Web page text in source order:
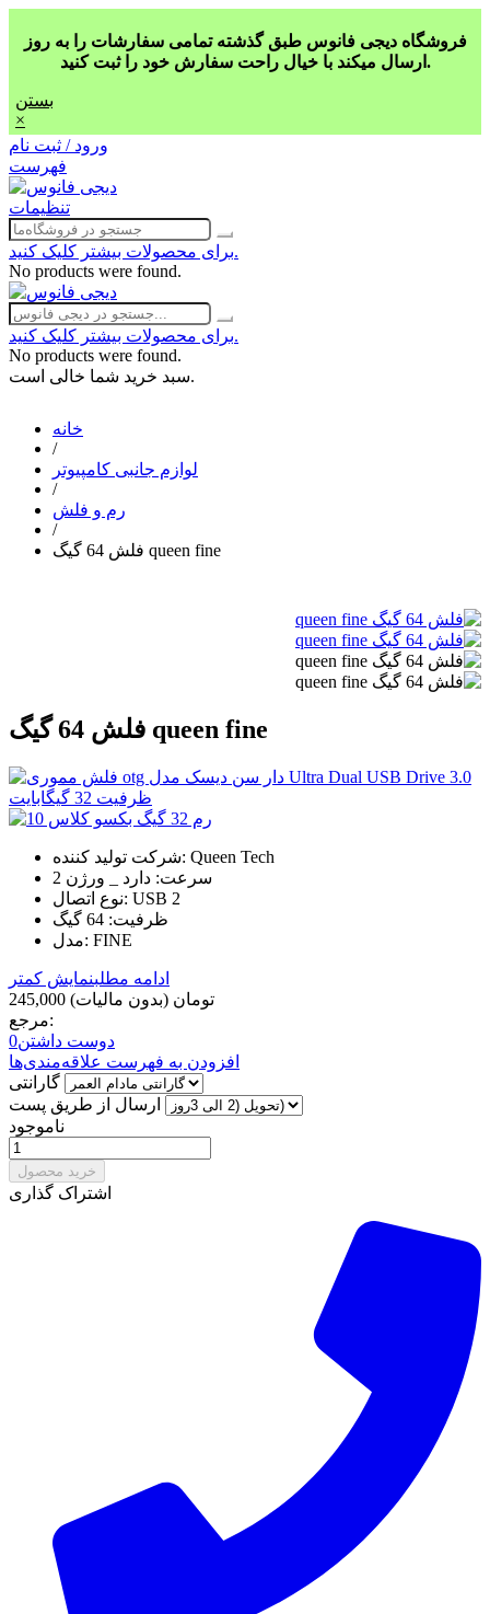
فروشگاه دیجی فانوس طبق گذشته تمامی سفارشات را به روز
ارسال میکند با خیال راحت سفارش خود را ثبت کنید.
بستن
×
ورود / ثبت نام
فهرست
تنظیمات
برای محصولات بیشتر کلیک کنید.
No products were found.
برای محصولات بیشتر کلیک کنید.
No products were found.
سبد خرید شما خالی است.
خانه
/
لوازم جانبی کامپیوتر
/
رم و فلش
/
فلش 64 گیگ queen fine
فلش 64 گیگ queen fine
شرکت تولید کننده: Queen Tech
سرعت: دارد _ ورژن 2
نوع اتصال: USB 2
ظرفیت: 64 گیگ
مدل: FINE
ادامه مطلبنمایش کمتر
245,000 تومان (بدون مالیات)
مرجع:
دوست داشتن0
افزودن به فهرست علاقه‌مندی‌ها
گارانتی
ارسال از طریق پست
ناموجود
خرید محصول
اشتراک گذاری